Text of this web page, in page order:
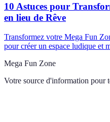
10 Astuces pour
en lieu de Rêve
Transformez votre Mega Fun
pour créer un espace ludique et
Mega Fun Zone
Votre source d'information pour